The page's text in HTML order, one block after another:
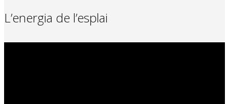
L’energia de l’esplai